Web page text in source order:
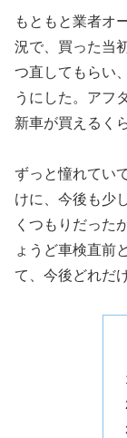
もともと業者オ
況で、買った当
つ直してもらい
うにした。アフ
新車が買えるく
ずっと憧れてい
けに、今後も少
くつもりだった
ょうど車検直前
て、今後どれだ